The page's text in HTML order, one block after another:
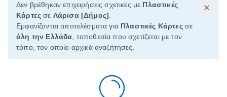
Δεν βρέθηκαν επιχειρήσεις σχετικές με Πλαστικές
Kάρτες σε Λάρισα [Δήμος]
Εμφανίζονται αποτελέσματα για Πλαστικές Kάρτεςσε
όλη την Ελλάδα , τοποθεσία που σχετίζεται με τον
τόπο, τον οποίο αρχικά αναζήτησες.